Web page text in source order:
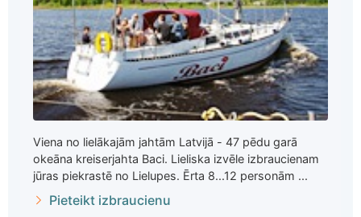
Viena no lielākajām jahtām Latvijā - 47 pēdu garā
okeāna kreiserjahta Baci. Lieliska izvēle izbraucienam
jūras piekrastē no Lielupes. Ērta 8...12 personām ...
Pieteikt izbraucienu